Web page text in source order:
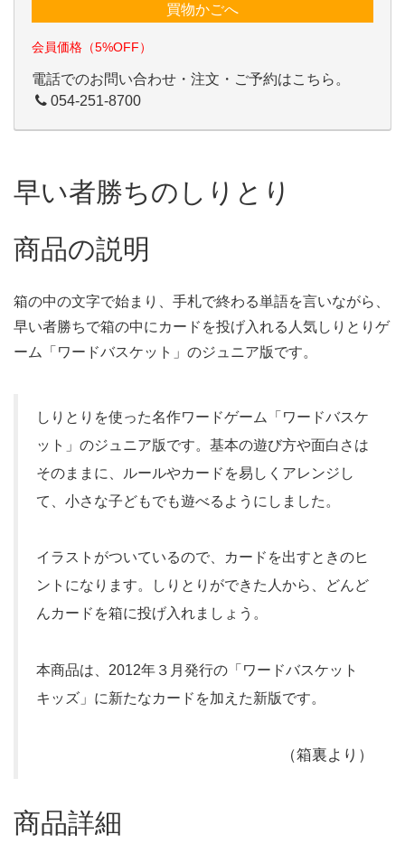
買物かごへ
会員価格（5%OFF）
電話でのお問い合わせ・注文・ご予約はこちら。
054-251-8700
早い者勝ちのしりとり
商品の説明
箱の中の文字で始まり、手札で終わる単語を言いながら、
早い者勝ちで箱の中にカードを投げ入れる人気しりとりゲ
ーム「ワードバスケット」のジュニア版です。
しりとりを使った名作ワードゲーム「ワードバスケ
ット」のジュニア版です。基本の遊び方や面白さは
そのままに、ルールやカードを易しくアレンジし
て、小さな子どもでも遊べるようにしました。
イラストがついているので、カードを出すときのヒ
ントになります。しりとりができた人から、どんど
んカードを箱に投げ入れましょう。
本商品は、2012年３月発行の「ワードバスケット
キッズ」に新たなカードを加えた新版です。
（箱裏より）
商品詳細